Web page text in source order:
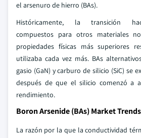
el arsenuro de hierro (BAs).
Históricamente, la transición
compuestos para otros materiales
propiedades físicas más superiores
utilizaba cada vez más. BAs
gasio (GaN) y carburo de silicio (SiC) se
después de que el silicio comenzó a
rendimiento.
Boron Arsenide (BAs) Market Trends
La razón por la que la conductividad